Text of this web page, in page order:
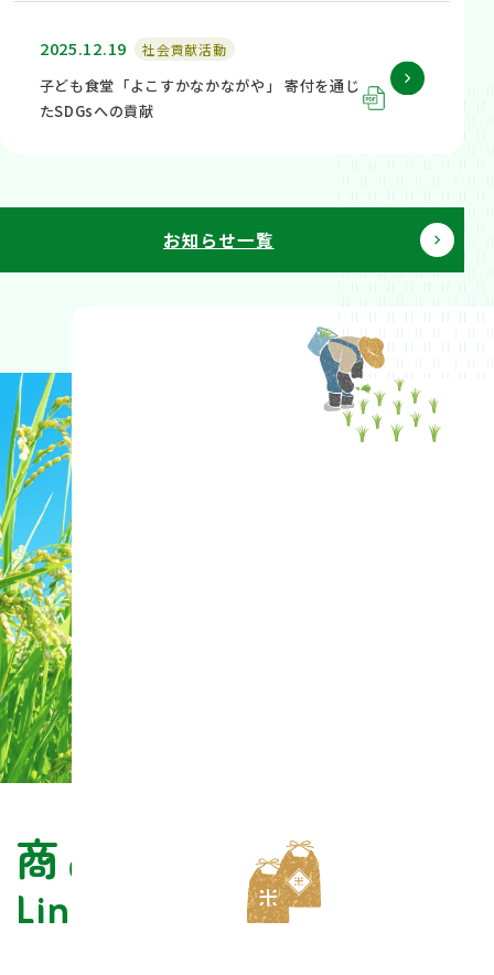
2025.12.19 社会貢献活動
子ども食堂「よこすかなかながや」 寄付を通じ
たSDGsへの貢献
お知らせ一覧
商品情報
Lineup